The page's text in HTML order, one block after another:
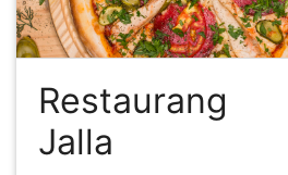
Restaurang
Jalla